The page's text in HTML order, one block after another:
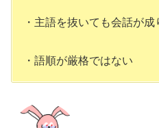
・主語を抜いても会話が成
・語順が厳格ではない